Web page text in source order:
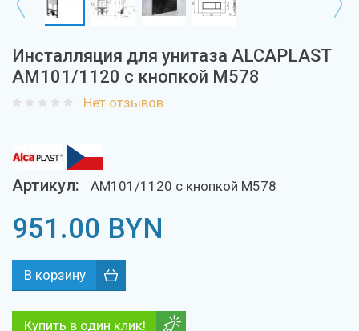
Инсталляция для унитаза ALCAPLAST
AM101/1120 с кнопкой М578
Нет отзывов
Артикул: AM101/1120 с кнопкой М578
951.00 BYN
Купить в один клик!